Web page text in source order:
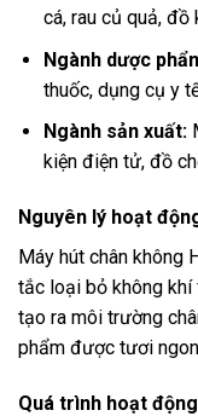
cá, rau củ quả, đồ
Ngành dược
thuốc, dụng cụ y
Ngành sản xuất:
kiện điện tử, đồ
Nguyên lý hoạt
Máy hút chân không
tắc loại bỏ không khí
tạo ra môi trường
phẩm được tươi
Quá trình hoạt